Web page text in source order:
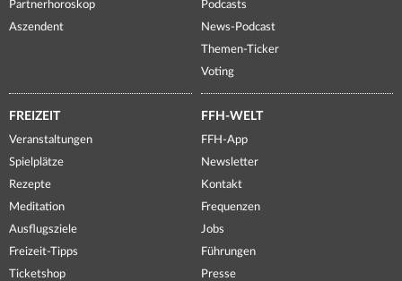
Partnerhoroskop
Aszendent
Podcasts
News-Podcast
Themen-Ticker
Voting
FREIZEIT
Veranstaltungen
Spielplätze
Rezepte
Meditation
Ausflugsziele
Freizeit-Tipps
Ticketshop
FFH-WELT
FFH-App
Newsletter
Kontakt
Frequenzen
Jobs
Führungen
Presse